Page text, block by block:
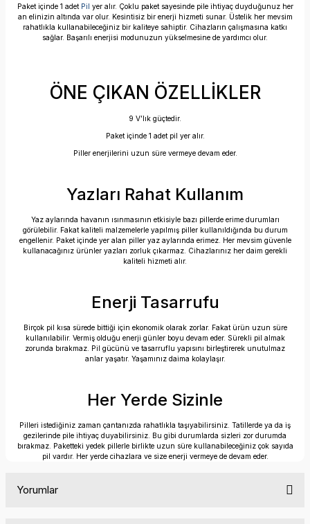
Paket içinde 1 adet Pil yer alır. Çoklu paket sayesinde pile ihtiyaç duyduğunuz her
an elinizin altında var olur. Kesintisiz bir enerji hizmeti sunar. Üstelik her mevsim
rahatlıkla kullanabileceğiniz bir kaliteye sahiptir. Cihazların çalışmasına katkı
sağlar. Başarılı enerjisi modunuzun yükselmesine de yardımcı olur.
ÖNE ÇIKAN ÖZELLİKLER
9 V’lık güçtedir.
Paket içinde 1 adet pil yer alır.
Piller enerjilerini uzun süre vermeye devam eder.
Yazları Rahat Kullanım
Yaz aylarında havanın ısınmasının etkisiyle bazı pillerde erime durumları
görülebilir. Fakat kaliteli malzemelerle yapılmış piller kullanıldığında bu durum
engellenir. Paket içinde yer alan piller yaz aylarında erimez. Her mevsim güvenle
kullanacağınız ürünler yazları zorluk çıkarmaz. Cihazlarınız her daim gerekli
kaliteli hizmeti alır.
Enerji Tasarrufu
Birçok pil kısa sürede bittiği için ekonomik olarak zorlar. Fakat ürün uzun süre
kullanılabilir. Vermiş olduğu enerji günler boyu devam eder. Sürekli pil almak
zorunda bırakmaz. Pil gücünü ve tasarruflu yapısını birleştirerek unutulmaz
anlar yaşatır. Yaşamınız daima kolaylaşır.
Her Yerde Sizinle
Pilleri istediğiniz zaman çantanızda rahatlıkla taşıyabilirsiniz. Tatillerde ya da iş
gezilerinde pile ihtiyaç duyabilirsiniz. Bu gibi durumlarda sizleri zor durumda
bırakmaz. Paketteki yedek pillerle birlikte uzun süre kullanabileceğiniz çok sayıda
pil vardır. Her yerde cihazlara ve size enerji vermeye de devam eder.
Yorumlar